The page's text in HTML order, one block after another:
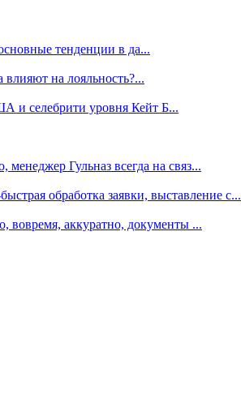
тенденции в да...
влияют на лояльность?...
и селебрити уровня Кейт Б...
Гульназ всегда на связ...
обработка заявки, выставление с...
вовремя, аккуратно, документы ...